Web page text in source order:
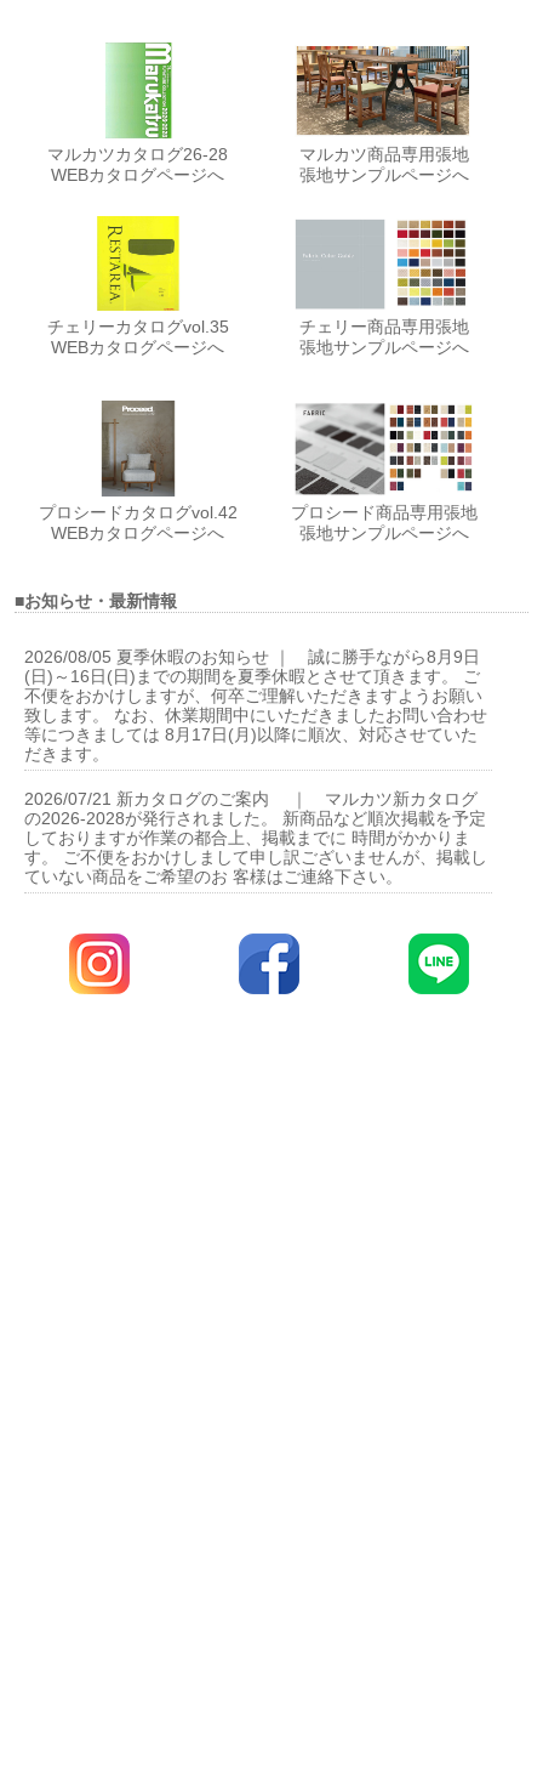
マルカツカタログ26-28
WEBカタログページへ
マルカツ商品専用張地
張地サンプルページへ
チェリーカタログvol.35
WEBカタログページへ
チェリー商品専用張地
張地サンプルページへ
プロシードカタログvol.42
WEBカタログページへ
プロシード商品専用張地
張地サンプルページへ
■お知らせ・最新情報